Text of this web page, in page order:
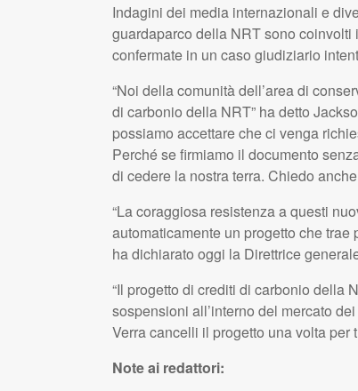
Indagini dei media internazionali e
guardaparco della NRT sono
confermate in un caso giudiziario
“Noi della comunità dell’area di
di carbonio della NRT” ha detto
possiamo accettare che ci venga
Perché se firmiamo il documento
di cedere la nostra terra. Chiedo
“La coraggiosa resistenza a questi
automaticamente un progetto che
ha dichiarato oggi la Direttrice
“Il progetto di crediti di carbonio della
sospensioni all’interno del mercato
Verra cancelli il progetto una volta per
Note ai redattori: